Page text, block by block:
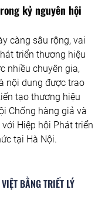
kỷ nguyên hội
càng sâu rộng, vai
triển thương hiệu
nhiều chuyên gia,
nội dung được trao
tạo thương hiệu
Chống hàng giả và
Hiệp hội Phát triển
tại Hà Nội.
BẰNG TRIẾT LÝ